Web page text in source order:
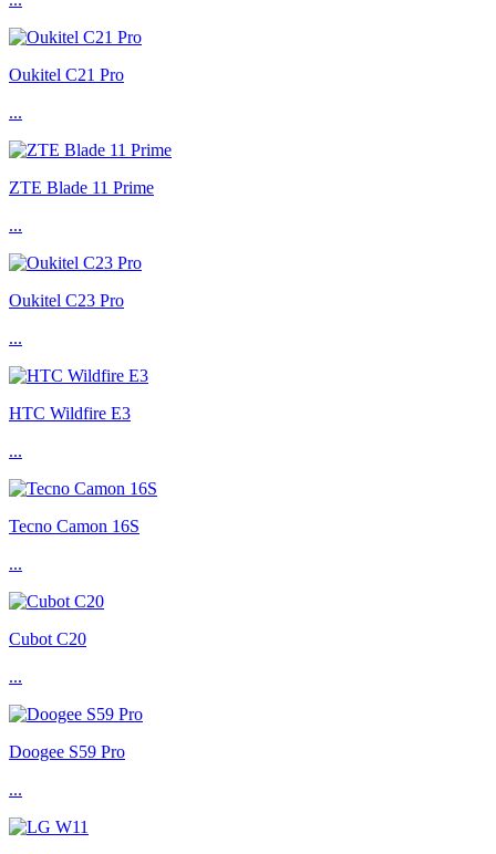
Oukitel C21 Pro
...
ZTE Blade 11 Prime
...
Oukitel C23 Pro
...
HTC Wildfire E3
...
Tecno Camon 16S
...
Cubot C20
...
Doogee S59 Pro
...